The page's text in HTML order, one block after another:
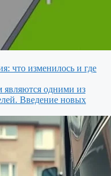
что изменилось и где
являются одними из
Введение новых